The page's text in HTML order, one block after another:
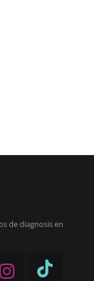
de diagnosis en